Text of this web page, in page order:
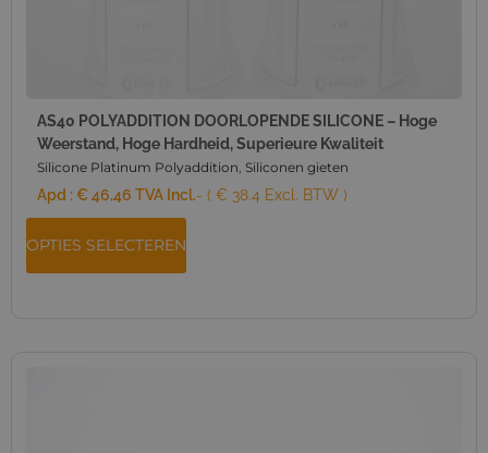
AS40 POLYADDITION DOORLOPENDE SILICONE – Hoge
Weerstand, Hoge Hardheid, Superieure Kwaliteit
Silicone Platinum Polyaddition, Siliconen gieten
Apd :€46,46 TVA Incl.- ( € 38.4 Excl. BTW )
OPTIES SELECTEREN